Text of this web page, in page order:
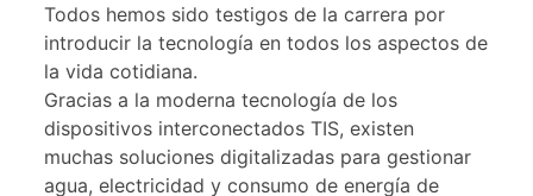
Todos hemos sido testigos de la carrera por
introducir la tecnología en todos los aspectos de
la vida cotidiana.
Gracias a la moderna tecnología de los
dispositivos interconectados TIS, existen
muchas soluciones digitalizadas para gestionar
agua, electricidad y consumo de energía de